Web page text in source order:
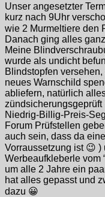
Unser angesetzter
kurz nach 9Uhr
wie 2 Murmeltiere den
Danach ging alles
Meine
wurde als undicht
Blindstopfen
neues Warnschild
abliefern, natürlich
Niedrig-Billig-Preis-
Forum Prüfstellen
auch sein, dass da
Vorraussetzung ist 😉
Werbeaufkleberle vom
um alle 2 Jahre ein
hat alles gepasst und
dazu 😀